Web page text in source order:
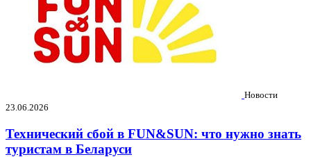
Новости
23.06.2026
Технический сбой в FUN&SUN: что нужно знать
туристам в Беларуси